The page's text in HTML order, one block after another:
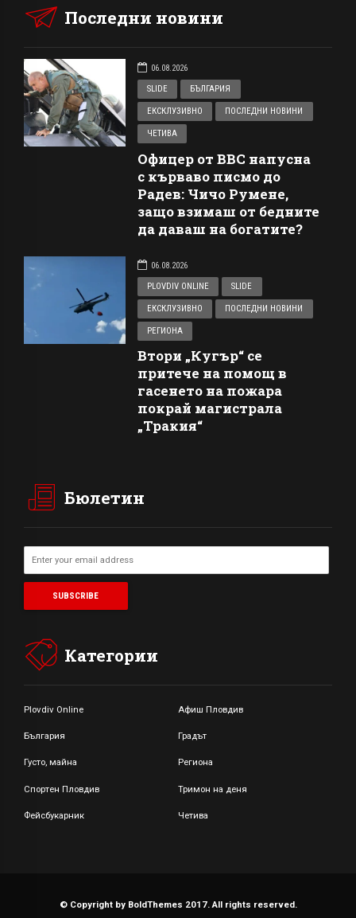
Последни новини
06.08.2026
SLIDE
БЪЛГАРИЯ
ЕКСКЛУЗИВНО ПОСЛЕДНИ НОВИНИ
ЧЕТИВА
Офицер от ВВС напусна
с кърваво писмо до
Радев: Чичо Румене,
защо взимаш от бедните
да даваш на богатите?
06.08.2026
PLOVDIV ONLINE
SLIDE
ЕКСКЛУЗИВНО ПОСЛЕДНИ НОВИНИ
РЕГИОНА
Втори „Кугър“ се
притече на помощ в
гасенето на пожара
покрай магистрала
„Тракия“
Бюлетин
Категории
Plovdiv Online Афиш Пловдив
България Градът
Густо, майна Региона
Спортен Пловдив Тримон на деня
Фейсбукарник Четива
© Copyright by BoldThemes 2017. All rights reserved.